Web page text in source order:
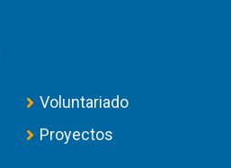
Voluntariado
Proyectos